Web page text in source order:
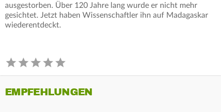
ausgestorben. Über 120 Jahre lang wurde er nicht mehr
gesichtet. Jetzt haben Wissenschaftler ihn auf Madagaskar
wiederentdeckt.
EMPFEHLUNGEN